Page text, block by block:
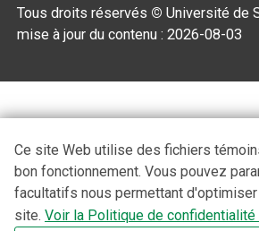
Tous droits réservés © Université de
mise à jour du contenu :2026-08-03
Ce site Web utilise des fichiers
bon fonctionnement. Vous pouvez
facultatifs nous permettant
site. Voir la Politique de confidentialité